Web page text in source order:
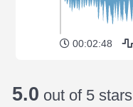
00:02:48
5.0 out of 5 stars